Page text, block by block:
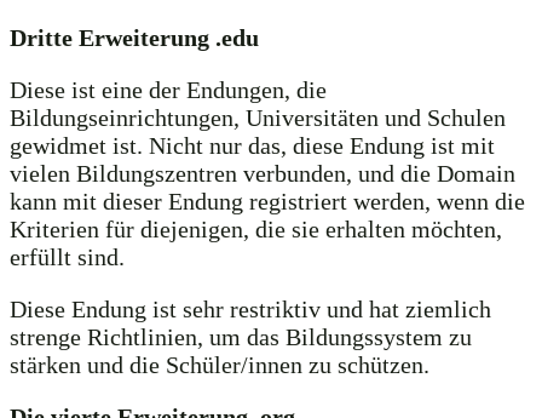
Dritte Erweiterung .edu
Diese ist eine der Endungen, die
Bildungseinrichtungen, Universitäten und Schulen
gewidmet ist. Nicht nur das, diese Endung ist mit
vielen Bildungszentren verbunden, und die Domain
kann mit dieser Endung registriert werden, wenn die
Kriterien für diejenigen, die sie erhalten möchten,
erfüllt sind.
Diese Endung ist sehr restriktiv und hat ziemlich
strenge Richtlinien, um das Bildungssystem zu
stärken und die Schüler/innen zu schützen.